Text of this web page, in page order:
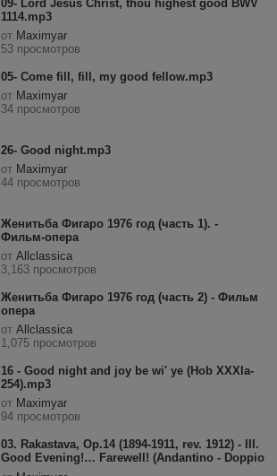
09- Lord Jesus Christ, thou highest good BWV
1114.mp3
от Maximyar
53 просмотров
05- Come fill, fill, my good fellow.mp3
от Maximyar
34 просмотров
26- Good night.mp3
от Maximyar
44 просмотров
Женитьба Фигаро 1976 год (часть 1). -
Фильм-опера
от Allclassica
3,163 просмотров
Женитьба Фигаро 1976 год (часть 2) - Фильм
опера
от Allclassica
1,075 просмотров
16 - Good night and joy be wi' ye (Hob XXXIa-
254).mp3
от Maximyar
94 просмотров
03. Rakastava, Op.14 (1894-1911, rev. 1912) - III.
Good Evening!… Farewell! (Andantino - Doppio
più lento - Lento assai).mp3